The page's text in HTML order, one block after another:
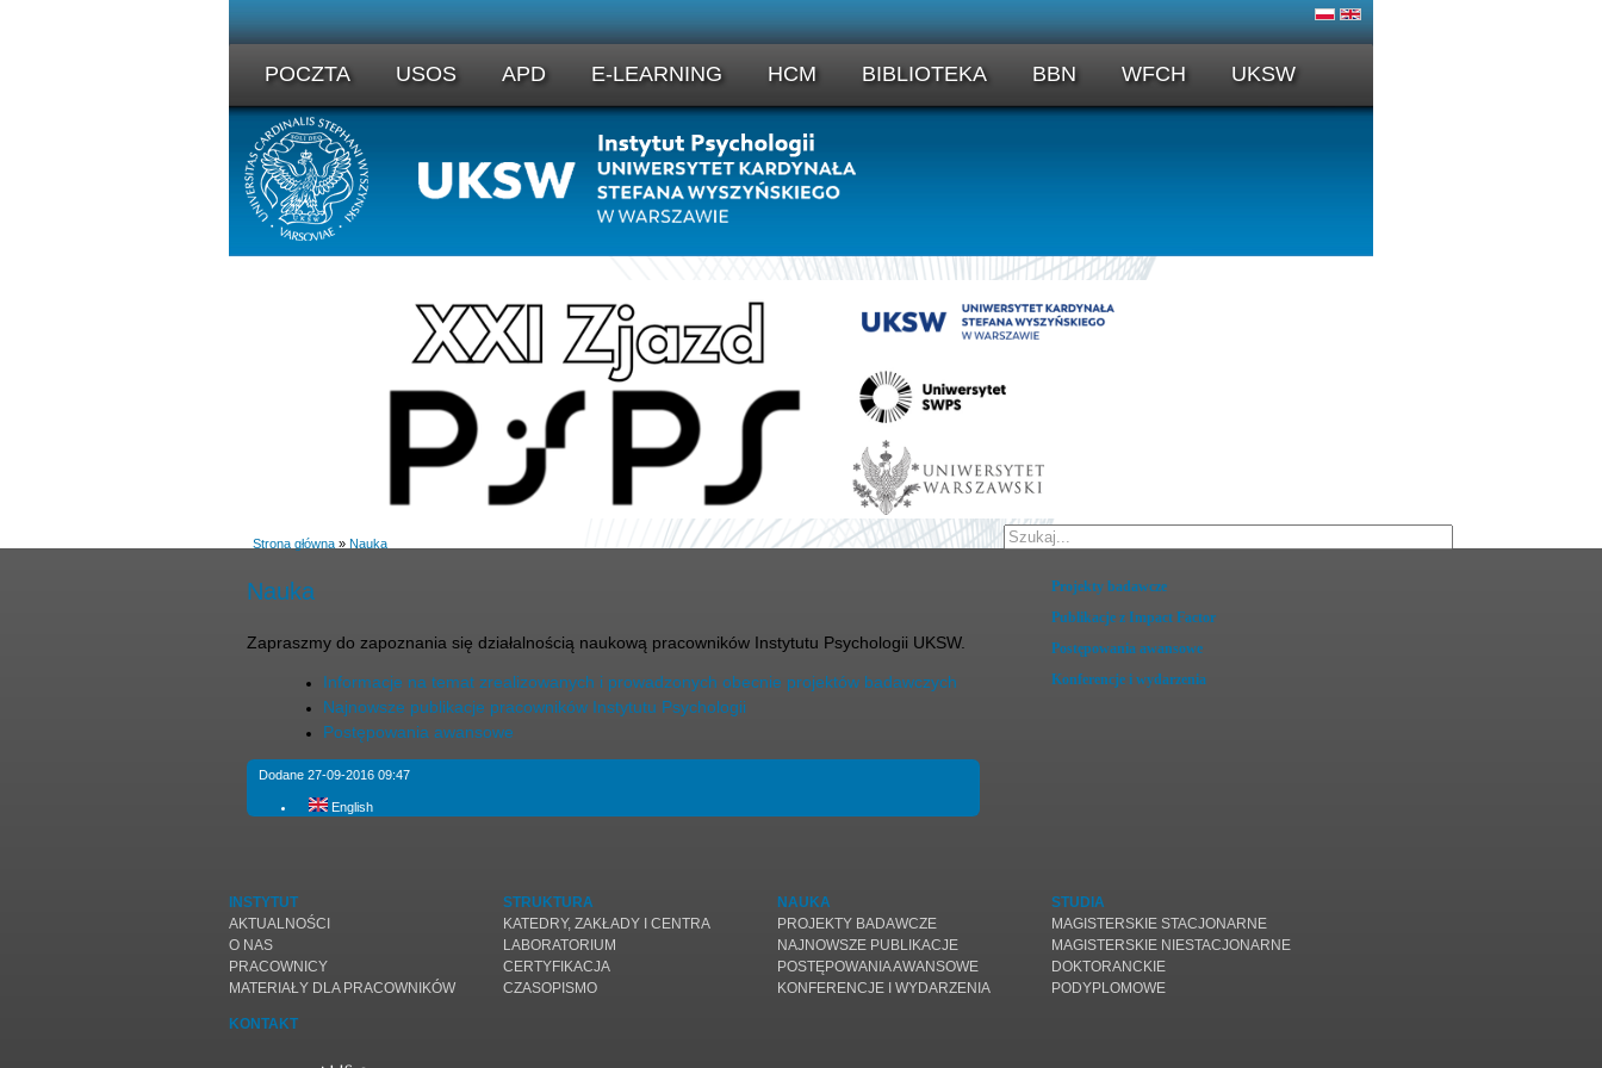
POCZTA USOS APD E-LEARNING HCM BIBLIOTEKA BBN WFCH UKSW
Strona główna » Nauka
Nauka
Zapraszmy do zapoznania się działalnością naukową pracowników Instytutu Psychologii UKSW.
Informacje na temat zrealizowanych i prowadzonych obecnie projektów badawczych
Najnowsze publikacje pracowników Instytutu Psychologii
Postępowania awansowe
Dodane 27-09-2016 09:47
English
Projekty badawcze
Publikacje z Impact Factor
Postępowania awansowe
Konferencje i wydarzenia
INSTYTUT
AKTUALNOŚCI
O NAS
PRACOWNICY
MATERIAŁY DLA PRACOWNIKÓW
KONTAKT
STRUKTURA
KATEDRY, ZAKŁADY I CENTRA
LABORATORIUM
CERTYFIKACJA
CZASOPISMO
NAUKA
PROJEKTY BADAWCZE
NAJNOWSZE PUBLIKACJE
POSTĘPOWANIA AWANSOWE
KONFERENCJE I WYDARZENIA
STUDIA
MAGISTERSKIE STACJONARNE
MAGISTERSKIE NIESTACJONARNE
DOKTORANCKIE
PODYPLOMOWE